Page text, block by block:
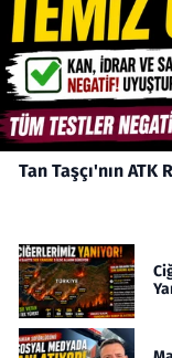
Tan Taşçı'nın ATK